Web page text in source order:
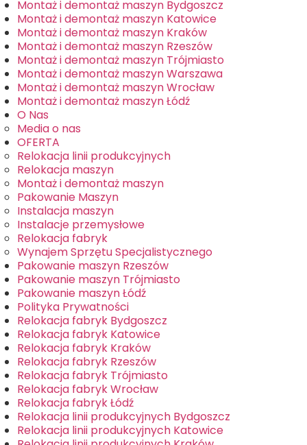
Montaż i demontaż maszyn Bydgoszcz
Montaż i demontaż maszyn Katowice
Montaż i demontaż maszyn Kraków
Montaż i demontaż maszyn Rzeszów
Montaż i demontaż maszyn Trójmiasto
Montaż i demontaż maszyn Warszawa
Montaż i demontaż maszyn Wrocław
Montaż i demontaż maszyn Łódź
O Nas
Media o nas
OFERTA
Relokacja linii produkcyjnych
Relokacja maszyn
Montaż i demontaż maszyn
Pakowanie Maszyn
Instalacja maszyn
Instalacje przemysłowe
Relokacja fabryk
Wynajem Sprzętu Specjalistycznego
Pakowanie maszyn Rzeszów
Pakowanie maszyn Trójmiasto
Pakowanie maszyn Łódź
Polityka Prywatności
Relokacja fabryk Bydgoszcz
Relokacja fabryk Katowice
Relokacja fabryk Kraków
Relokacja fabryk Rzeszów
Relokacja fabryk Trójmiasto
Relokacja fabryk Wrocław
Relokacja fabryk Łódź
Relokacja linii produkcyjnych Bydgoszcz
Relokacja linii produkcyjnych Katowice